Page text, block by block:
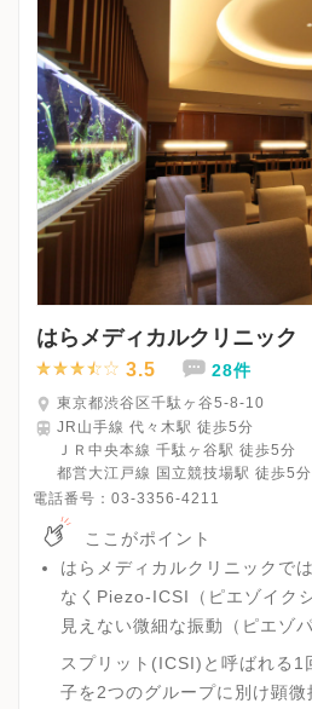
はらメディカルクリニック
3.5 28件
東京都渋谷区千駄ヶ谷5-8-10
JR山手線 代々木駅 徒歩5分
ＪＲ中央本線 千駄ヶ谷駅 徒歩5分
都営大江戸線 国立競技場駅 徒歩5分
電話番号： 03-3356-4211
ここがポイント
はらメディカルクリニックで
なくPiezo-ICSI（ピエゾイク
見えない微細な振動（ピエゾ
形を変形させることなく行う
精の課題であった卵子の負担
スプリット(ICSI)と呼ばれる1
子を2つのグループに別け顕